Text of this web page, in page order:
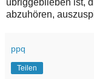
übriggeblieben ist,
abzuhören,
ppq
Teilen